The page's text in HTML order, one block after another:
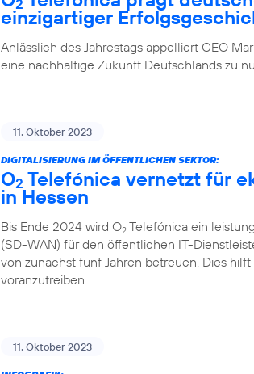
einzigartiger
Anlässlich des Jahrestags appelliert CEO
eine nachhaltige Zukunft Deutschlands zu
11. Oktober 2023
DIGITALISIERUNG IM ÖFFENTLICHEN SEKTOR:
O2 Telefónica vernetzt für
in Hessen
Bis Ende 2024 wird O2 Telefónica ein
(SD-WAN) für den öffentlichen IT-
von zunächst fünf Jahren betreuen. Dies
voranzutreiben.
11. Oktober 2023